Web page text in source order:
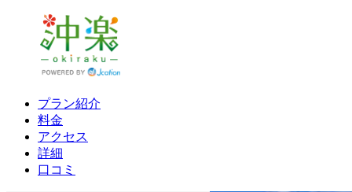
プラン紹介
料金
アクセス
詳細
口コミ